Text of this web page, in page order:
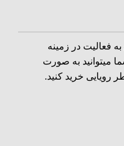
سال 1393 شروع به فعالیت در زمینه
میتوانید به صورت
رویایی خرید کنید.